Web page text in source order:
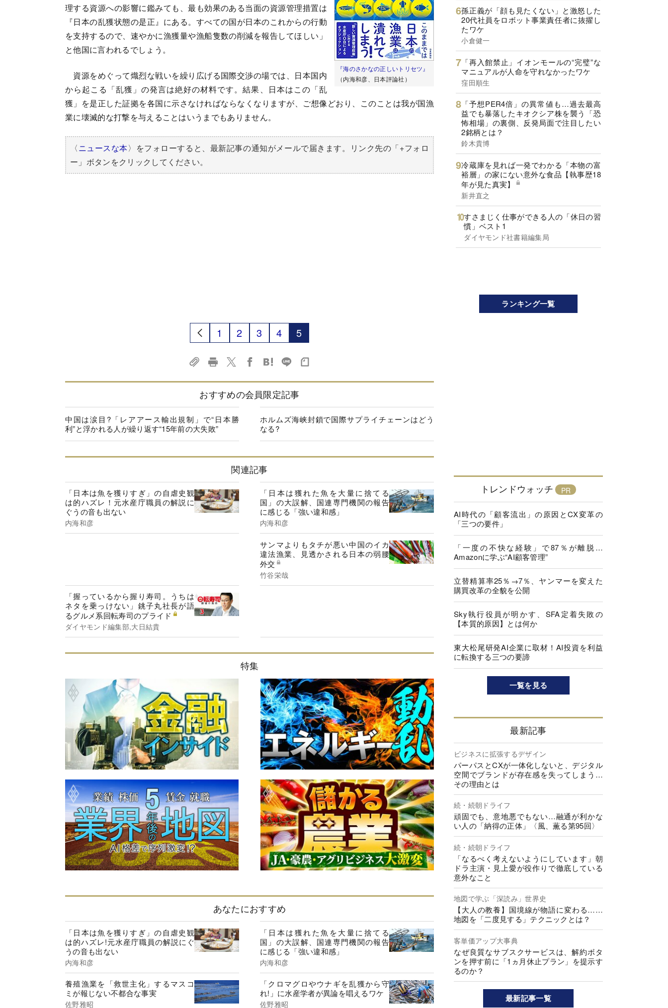
『海のさかなの正しいトリセツ』
（内海和彦、日本評論社）
理する資源への影響に鑑みても、最も効果のある当面の資源管理措置は
『日本の乱獲状態の是正』にある。すべての国が日本のこれからの行動
を支持するので、速やかに漁獲量や漁船隻数の削減を報告してほしい」
と他国に言われるでしょう。
資源をめぐって熾烈な戦いを繰り広げる国際交渉の場では、日本国内
から起こる「乱獲」の発言は絶好の材料です。結果、日本はこの「乱
獲」を是正した証拠を各国に示さなければならなくなりますが、ご想像どおり、このことは我が国漁
業に壊滅的な打撃を与えることはいうまでもありません。
〈ニュースな本〉をフォローすると、最新記事の通知がメールで届きます。リンク先の「+フォロ
ー」ボタンをクリックしてください。
1 2 3 4 5
おすすめの会員限定記事
中国は涙目?「レアアース輸出規制」で“日本勝
利”と浮かれる人が繰り返す“15年前の大失敗”
ホルムズ海峡封鎖で国際サプライチェーンはどう
なる?
関連記事
「日本は魚を獲りすぎ」の自虐史観
は的ハズレ！元水産庁職員の解説に
ぐうの音も出ない
内海和彦
「日本は獲れた魚を大量に捨てる
国」の大誤解、国連専門機関の報告
に感じる「強い違和感」
内海和彦
サンマよりもタチが悪い中国のイカ
違法漁業、見透かされる日本の弱腰
外交
竹谷栄哉
「握っているから握り寿司。うちは
ネタを乗っけない」銚子丸社長が語
るグルメ系回転寿司のプライド
ダイヤモンド編集部,大日結貴
特集
あなたにおすすめ
「日本は魚を獲りすぎ」の自虐史観
は的ハズレ!元水産庁職員の解説にぐ
うの音も出ない
内海和彦
「日本は獲れた魚を大量に捨てる
国」の大誤解、国連専門機関の報告
に感じる「強い違和感」
内海和彦
養殖漁業を「救世主化」するマスコ
ミが報じない不都合な事実
佐野雅昭
「クロマグロやウナギを乱獲から守
れ!」に水産学者が異論を唱えるワケ
佐野雅昭
孫正義が「顔も見たくない」と激怒した
20代社員をロボット事業責任者に抜擢し
たワケ
小倉健一
「再入館禁止」イオンモールの“完璧”な
マニュアルが人命を守れなかったワケ
窪田順生
「予想PER4倍」の異常値も…過去最高
益でも暴落したキオクシア株を襲う「恐
怖相場」の裏側、反発局面で注目したい
2銘柄とは？
鈴木貴博
冷蔵庫を見れば一発でわかる「本物の富
裕層」の家にない意外な食品【執事歴18
年が見た真実】
新井直之
すさまじく仕事ができる人の「休日の習
慣」ベスト1
ダイヤモンド社書籍編集局
ランキング一覧
トレンドウォッチ
AI時代の「顧客流出」の原因とCX変革の
「三つの要件」
「一度の不快な経験」で87％が離脱…
Amazonに学ぶ“AI顧客管理”
立替精算率25％→7％、ヤンマーを変えた
購買改革の全貌を公開
Sky執行役員が明かす、SFA定着失敗の
【本質的原因】とは何か
東大松尾研発AI企業に取材！AI投資を利益
に転換する三つの要諦
一覧を見る
最新記事
ビジネスに拡張するデザイン
パーパスとCXが一体化しないと、デジタル
空間でブランドが存在感を失ってしまう…
その理由とは
続・続朝ドライフ
頑固でも、意地悪でもない…融通が利かな
い人の「納得の正体」〈風、薫る第95回〉
続・続朝ドライフ
「なるべく考えないようにしています」朝
ドラ主演・見上愛が役作りで徹底している
意外なこと
地図で学ぶ「深読み」世界史
【大人の教養】国境線が物語に変わる……
地図を「二度見する」テクニックとは？
客単価アップ大事典
なぜ良質なサブスクサービスは、解約ボタ
ンを押す前に「1ヵ月休止プラン」を提示す
るのか？
最新記事一覧